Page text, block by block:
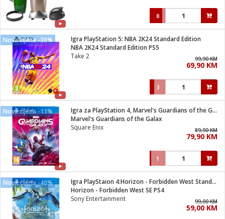
8
Nova cijena -30%
Igra PlayStation 5: NBA 2K24 Standard Edition
NBA 2K24 Standard Edition PS5
Take 2
99,90 KM
69,90 KM
3
Nova cijena -11%
Igra za PlayStation 4, Marvel's Guardians of the Galaxy
Marvel's Guardians of the Galax
Square Enix
89,90 KM
79,90 KM
1
Nova cijena -40%
Igra PlayStaion 4:Horizon - Forbidden West Standard Edition
Horizon - Forbidden West SE PS4
Sony Entertainment
99,00 KM
59,00 KM